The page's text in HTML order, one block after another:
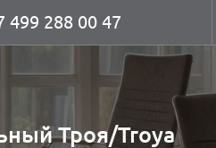
499 288 00 47
Троя/Troya